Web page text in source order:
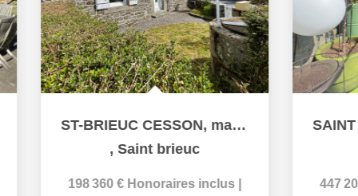
ST-BRIEUC CESSON, maison T4 pleine de charme et proche du...
Saint brieuc
198 360 € Honoraires inclus| 447 200 €